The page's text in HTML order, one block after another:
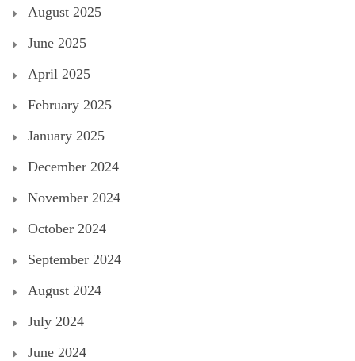
August 2025
June 2025
April 2025
February 2025
January 2025
December 2024
November 2024
October 2024
September 2024
August 2024
July 2024
June 2024